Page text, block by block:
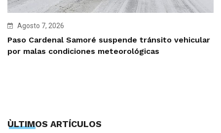
Agosto 7, 2026
Paso Cardenal Samoré suspende tránsito vehicular
por malas condiciones meteorológicas
ÙLTIMOS ARTÍCULOS